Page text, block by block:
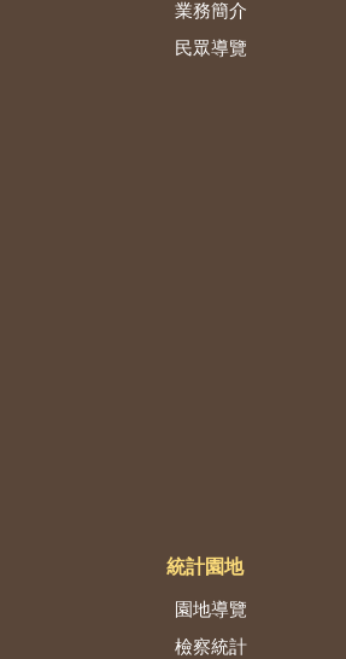
業務簡介
民眾導覽
統計園地
園地導覽
檢察統計